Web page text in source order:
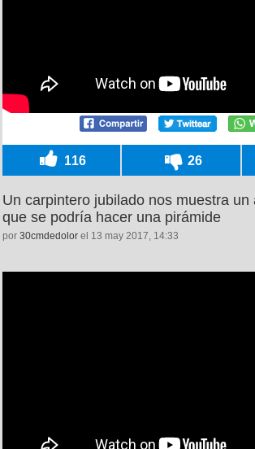
116 26
Un carpintero jubilado nos muestra un
que se podría hacer una pirámide
por 30cmdedolor el 13 may 2017, 14:33